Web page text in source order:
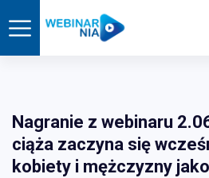
Nagranie z webinaru
ciąża zaczyna się
kobiety i mężczyzny